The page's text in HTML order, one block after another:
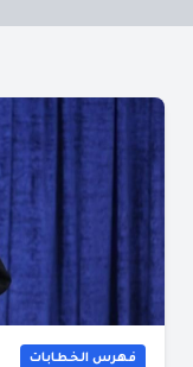
فهرس الخطابات